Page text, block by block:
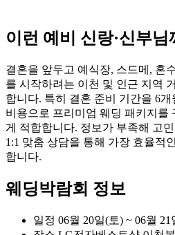
이런 예비 신랑·신부
결혼을 앞두고 예식장, 스드메, 혼
를 시작하려는 이천 및 인근 지역
합니다. 특히 결혼 준비 기간을 6
비용으로 프리미엄 웨딩 패키지를
게 적합합니다. 정보가 부족해 고
1:1 맞춤 상담을 통해 가장 효율적
합니다.
웨딩박람회 정보
일정 06월 20일(토) ~ 06월 21